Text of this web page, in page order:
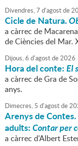
Divendres,7 d'agostde
Cicle de Natura.
a càrrec de
de Ciències del Mar.
Dijous,6 d'agostde2026
Hora del conte:El
a càrrec de Gra de
anys.
Dimecres, 5 d'agostde
Arenys de
adults:Contar per
a càrrec d'Albert